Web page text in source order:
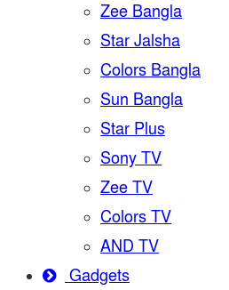
Zee Bangla
Star Jalsha
Colors Bangla
Sun Bangla
Star Plus
Sony TV
Zee TV
Colors TV
AND TV
Gadgets